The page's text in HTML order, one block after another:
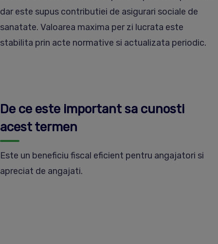
dar este supus contributiei de asigurari sociale de
sanatate. Valoarea maxima per zi lucrata este
stabilita prin acte normative si actualizata periodic.
De ce este important sa cunosti
acest termen
Este un beneficiu fiscal eficient pentru angajatori si
apreciat de angajati.